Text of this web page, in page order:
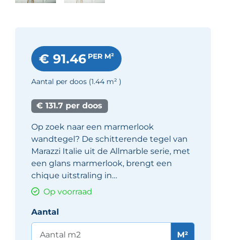
€ 91.46 PER M²
Aantal per doos (1.44 m² )
€ 131.7 per doos
Op zoek naar een marmerlook
wandtegel? De schitterende tegel van
Marazzi Italie uit de Allmarble serie, met
een glans marmerlook, brengt een
chique uitstraling in…
Op voorraad
Aantal
M²